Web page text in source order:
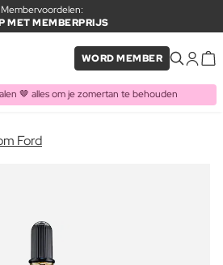
Membervoordelen:
MET MEMBERPRIJS
WORD MEMBER
🤎 alles om je zomertan te behouden
AAN
Ford